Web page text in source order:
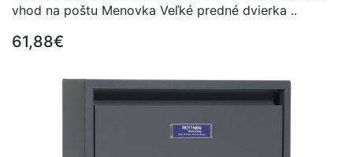
vhod na poštu Menovka Veľké predné dvierka ..
61,88€